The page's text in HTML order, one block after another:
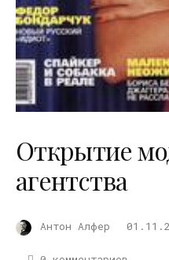
Открытие
агентства
Антон Алфер